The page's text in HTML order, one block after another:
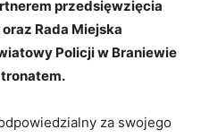
przedsięwzięcia
Rada Miejska
Policji w Braniewie
za swojego